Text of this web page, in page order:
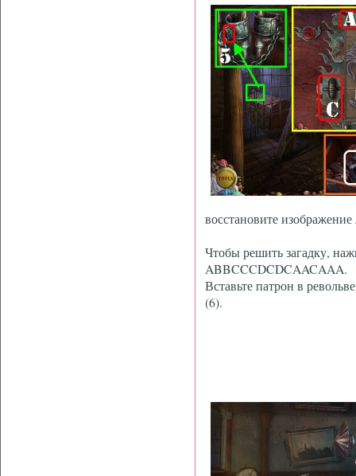
восстановите
Чтобы решить загадку,
ABBCCCDCDCAACAAA.
Вставьте патрон в
(6).